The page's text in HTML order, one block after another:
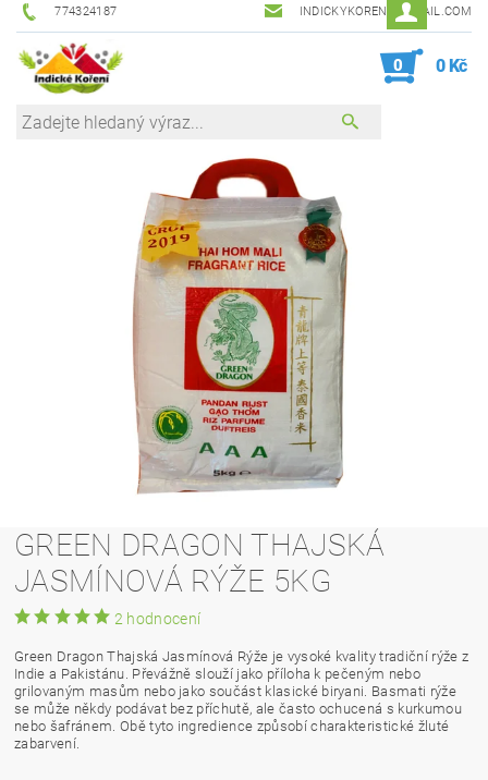
774324187 INDICKYKORENI@GMAIL.COM
0 0 Kč
GREEN DRAGON THAJSKÁ
JASMÍNOVÁ RÝŽE 5KG
2 hodnocení
Green Dragon Thajská Jasmínová Rýže je vysoké kvality tradiční rýže z
Indie a Pakistánu. Převážně slouží jako příloha k pečeným nebo
grilovaným masům nebo jako součást klasické biryani. Basmati rýže
se může někdy podávat bez příchutě, ale často ochucená s kurkumou
nebo šafránem. Obě tyto ingredience způsobí charakteristické žluté
zabarvení.